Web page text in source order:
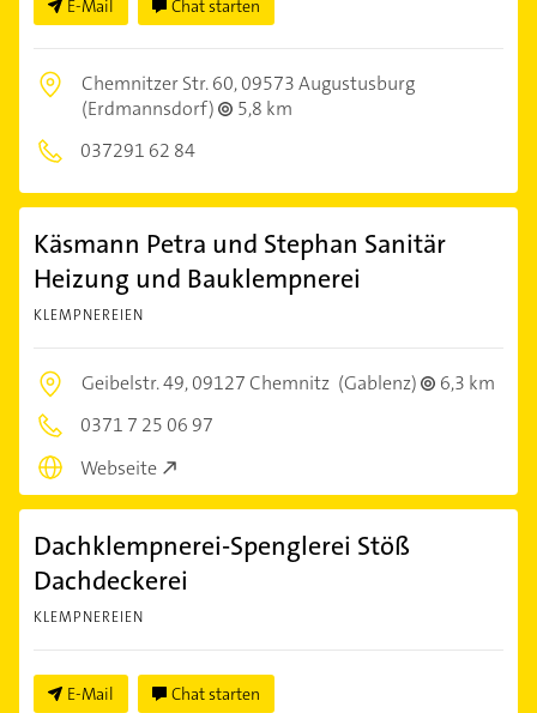
E-Mail Chat starten
Chemnitzer Str. 60,09573 Augustusburg
(Erdmannsdorf)
5,8 km
037291 62 84
Käsmann Petra und Stephan Sanitär
Heizung und Bauklempnerei
KLEMPNEREIEN
Geibelstr. 49,09127 Chemnitz (Gablenz)
6,3 km
0371 7 25 06 97
Webseite
Dachklempnerei-Spenglerei Stöß
Dachdeckerei
KLEMPNEREIEN
E-Mail Chat starten